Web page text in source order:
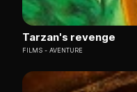
Tarzan's revenge
FILMS AVENTURE